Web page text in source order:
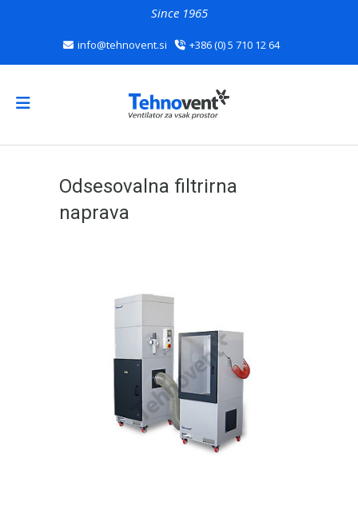
Since 1965
info@tehnovent.si +386 (0) 5 710 12 64
Odsesovalna filtrirna
naprava